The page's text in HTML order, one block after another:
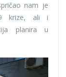
nam je
krize, ali i
planira u